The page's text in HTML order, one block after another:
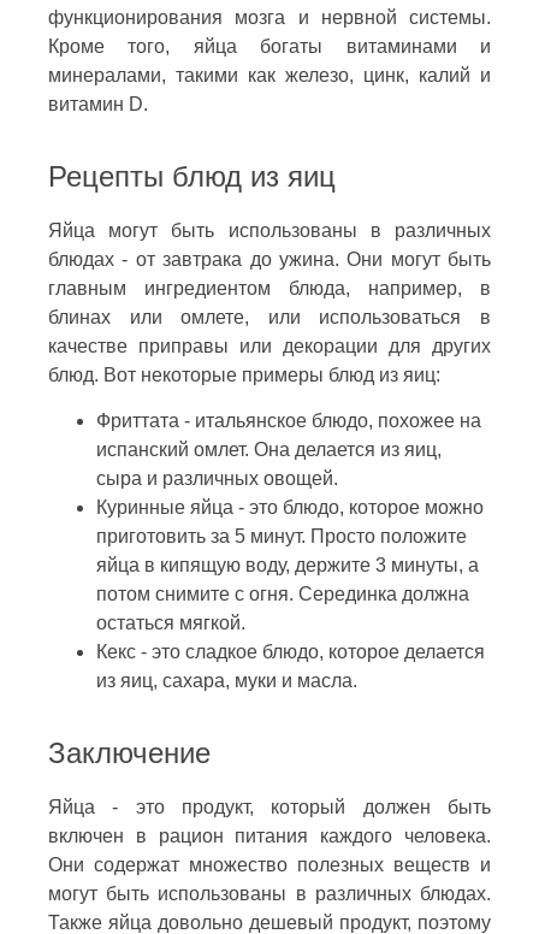
функционирования мозга и нервной системы.
Кроме того, яйца богаты витаминами и
минералами, такими как железо, цинк, калий и
витамин D.
Рецепты блюд из яиц
Яйца могут быть использованы в различных
блюдах - от завтрака до ужина. Они могут быть
главным ингредиентом блюда, например, в
блинах или омлете, или использоваться в
качестве приправы или декорации для других
блюд. Вот некоторые примеры блюд из яиц:
Фриттата - итальянское блюдо, похожее на
испанский омлет. Она делается из яиц,
сыра и различных овощей.
Куринные яйца - это блюдо, которое можно
приготовить за 5 минут. Просто положите
яйца в кипящую воду, держите 3 минуты, а
потом снимите с огня. Серединка должна
остаться мягкой.
Кекс - это сладкое блюдо, которое делается
из яиц, сахара, муки и масла.
Заключение
Яйца - это продукт, который должен быть
включен в рацион питания каждого человека.
Они содержат множество полезных веществ и
могут быть использованы в различных блюдах.
Также яйца довольно дешевый продукт, поэтому